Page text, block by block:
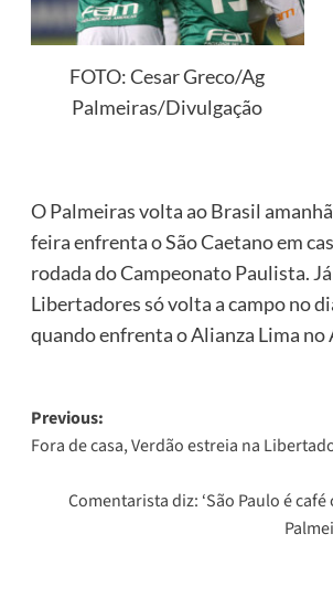
FOTO: Cesar Greco/Ag
Palmeiras/Divulgação
O Palmeiras volta ao Brasil
feira enfrenta o São Caetano em
rodada do Campeonato Paulista.
Libertadores só volta a campo no
quando enfrenta o Alianza Lima no
Post
navigation
Previous:
Fora de casa, Verdão estreia na
Comentarista diz: ‘São Paulo é